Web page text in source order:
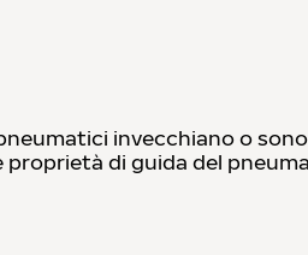
invecchiano o
di guida del